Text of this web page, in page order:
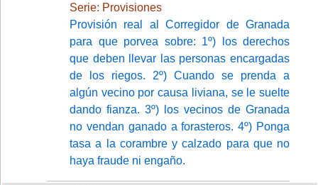
Serie: Provisiones
Provisión real al Corregidor de Granada
para que porvea sobre: 1º) los derechos
que deben llevar las personas encargadas
de los riegos. 2º) Cuando se prenda a
algún vecino por causa liviana, se le suelte
dando fianza. 3º) los vecinos de Granada
no vendan ganado a forasteros. 4º) Ponga
tasa a la corambre y calzado para que no
haya fraude ni engaño.